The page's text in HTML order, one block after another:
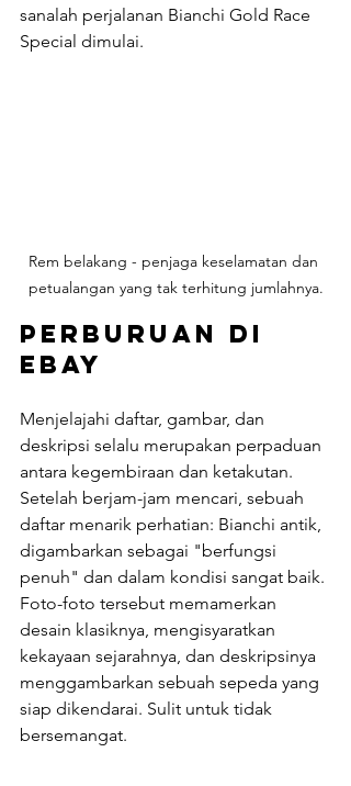
sanalah perjalanan Bianchi Gold Race
Special dimulai.
Rem belakang - penjaga keselamatan dan
petualangan yang tak terhitung jumlahnya.
Perburuan di
eBay
Menjelajahi daftar, gambar, dan
deskripsi selalu merupakan perpaduan
antara kegembiraan dan ketakutan.
Setelah berjam-jam mencari, sebuah
daftar menarik perhatian: Bianchi antik,
digambarkan sebagai "berfungsi
penuh" dan dalam kondisi sangat baik.
Foto-foto tersebut memamerkan
desain klasiknya, mengisyaratkan
kekayaan sejarahnya, dan deskripsinya
menggambarkan sebuah sepeda yang
siap dikendarai. Sulit untuk tidak
bersemangat.